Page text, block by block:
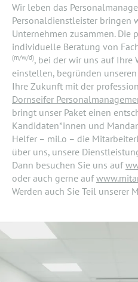
Wir leben das
Personaldienstleister bringen
Unternehmen zusammen. Die
individuelle Beratung von
(m/w/d), bei der wir uns auf Ihre
einstellen, begründen
Ihre Zukunft mit der
Dornseifer
bringt unser Paket einen
Kandidaten*innen und
Helfer – miLo – die
über uns, unsere
Dann besuchen Sie uns auf
oder auch gerne auf
Werden auch Sie Teil unserer